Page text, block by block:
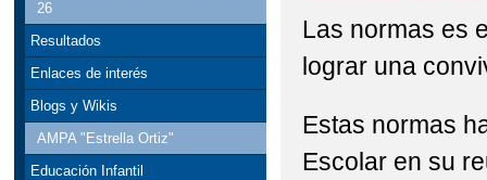
26
Resultados
Enlaces de interés
Blogs y Wikis
AMPA "Estrella Ortiz"
Educación Infantil
Las normas es
lograr una
Estas normas
Escolar en su